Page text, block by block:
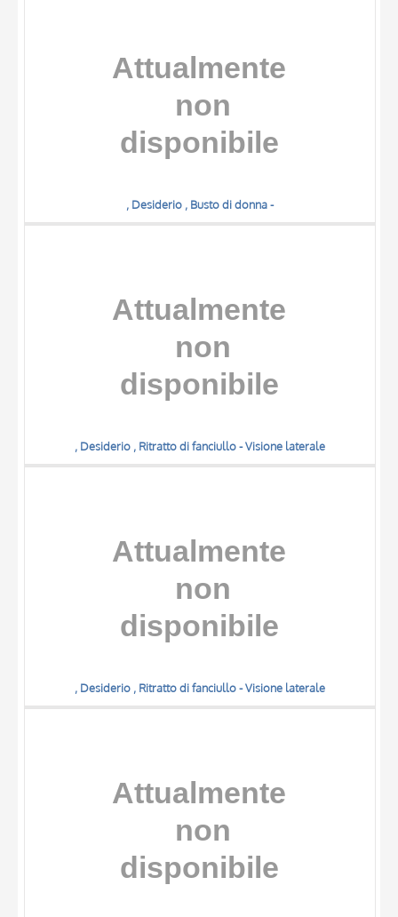
, Desiderio , Busto di donna -
, Desiderio , Ritratto di fanciullo - Visione laterale
, Desiderio , Ritratto di fanciullo - Visione laterale